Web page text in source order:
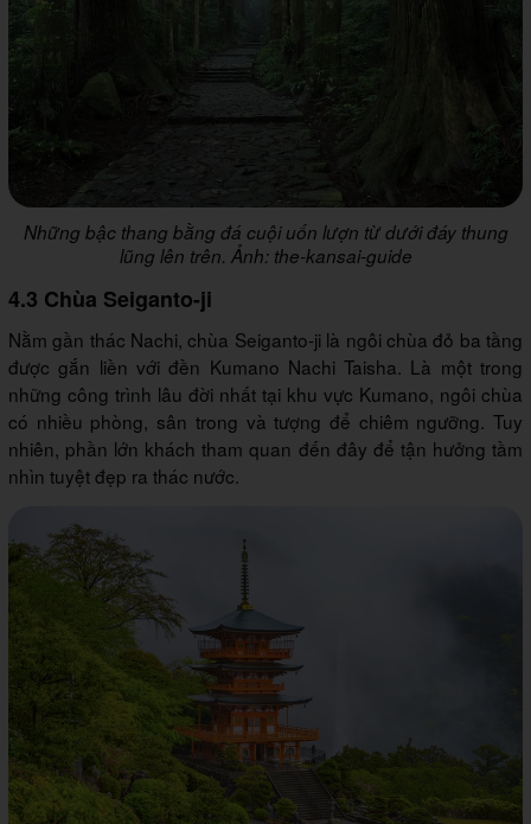
Những bậc thang bằng đá cuội uốn lượn từ dưới đáy thung
lũng lên trên. Ảnh: the-kansai-guide
4.3 Chùa Seiganto-ji
Nằm gần thác Nachi, chùa Seiganto-ji là ngôi chùa đỏ ba tầng
được gắn liền với đền Kumano Nachi Taisha. Là một trong
những công trình lâu đời nhất tại khu vực Kumano, ngôi chùa
có nhiều phòng, sân trong và tượng để chiêm ngưỡng. Tuy
nhiên, phần lớn khách tham quan đến đây để tận hưởng tầm
nhìn tuyệt đẹp ra thác nước.